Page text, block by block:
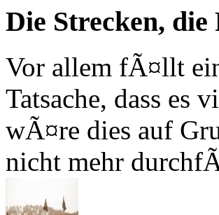
Die Strecken, die
Vor allem fÃ¤llt
Tatsache, dass es
wÃ¤re dies auf
nicht mehr